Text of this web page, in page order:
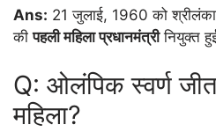
Ans: 21 जुलाई, 1960 को
कीपहली महिला प्रधानमंत्रीनियुक्त
Q: ओलंपिक स्वर्ण
महिला?